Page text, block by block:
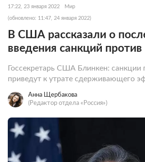
17:22, 23 января 2022 Мир
(обновлено: 11:47, 24 января 2022)
В США рассказали о
введения санкций против
Госсекретарь США Блинкен: санкции
приведут к утрате сдерживающего
Анна Щербакова
(Редактор отдела «Россия»)